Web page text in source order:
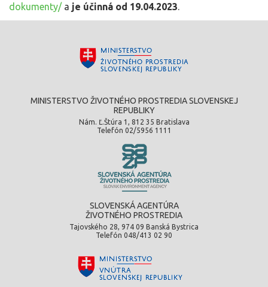
dokumenty/a je účinná od 19.04.2023
MINISTERSTVO ŽIVOTNÉHO PROSTREDIA SLOVENSKEJ
REPUBLIKY
Nám. Ľ.Štúra 1, 812 35 Bratislava
Telefón 02/5956 1111
SLOVENSKÁ AGENTÚRA
ŽIVOTNÉHO PROSTREDIA
Tajovského 28, 974 09 Banská Bystrica
Telefón 048/413 02 90